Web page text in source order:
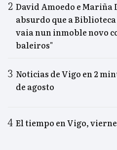
David Amoedo e Mariña
absurdo que a Biblioteca
vaia nun inmoble novo
baleiros"
Noticias de Vigo en 2
de agosto
El tiempo en Vigo,